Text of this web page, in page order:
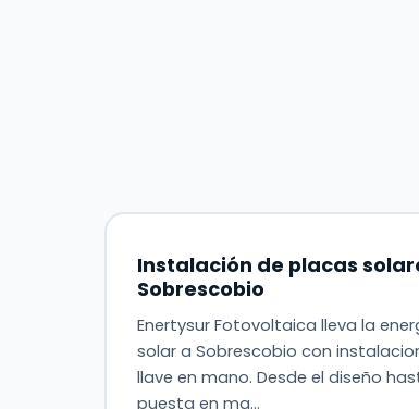
Instalación de placas
Sobrescobio
Enertysur Fotovoltaica lleva la
solar a Sobrescobio con
llave en mano. Desde el diseño
puesta en ma…